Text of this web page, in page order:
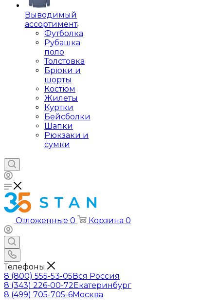
Выводимый
ассортимент
Футболка
Рубашка
поло
Толстовка
Брюки и
шорты
Костюм
Жилеты
Куртки
Бейсболки
Шапки
Рюкзаки и
сумки
Отложенные 0 Корзина 0
Телефоны
8 (800) 555-53-05Вся Россия
8 (343) 226-00-72Екатеринбург
8 (499) 705-705-6Москва